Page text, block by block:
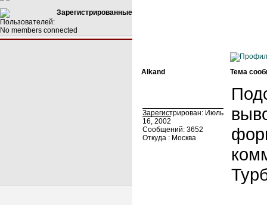
Зарегистрированные
No members connected
Alkand Тема
Зарегистрирован: Июль
16, 2002
Сообщений: 3652
Откуда : Москва